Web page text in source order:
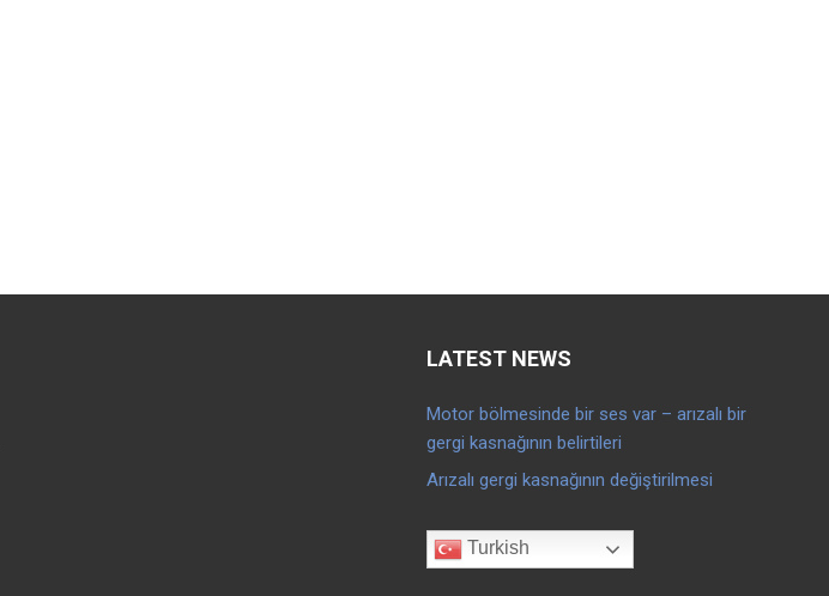
LATEST NEWS
Motor bölmesinde bir ses var – arızalı bir
gergi kasnağının belirtileri
Arızalı gergi kasnağının değiştirilmesi
Turkish